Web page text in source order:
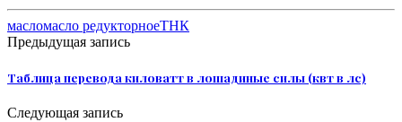
масломасло редукторноеТНК
Предыдущая запись
Таблица перевода киловатт в лошадиные силы (квт в лс)
Следующая запись